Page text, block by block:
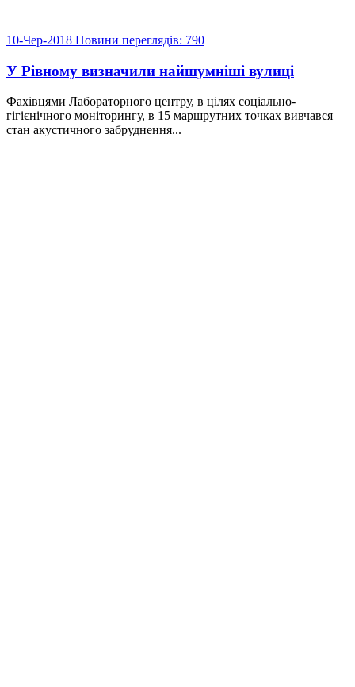
10-Чер-2018 Новини переглядів: 790
У Рівному визначили найшумніші вулиці
Фахівцями Лабораторного центру, в цілях соціально-
гігієнічного моніторингу, в 15 маршрутних точках вивчався
стан акустичного забруднення...